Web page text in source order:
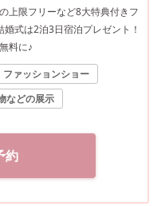
上限フリーなど8大特典付きフ
式は2泊3日宿泊プレゼント！
料に♪
ファッションショー
などの展示
約